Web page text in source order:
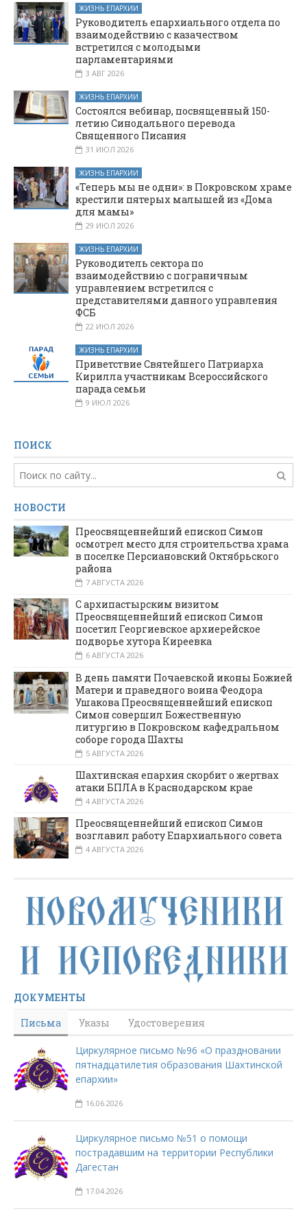
ЖИЗНЬ ЕПАРХИИ
Руководитель епархиального отдела по
взаимодействию с казачеством
встретился с молодыми
парламентариями
3 АВГ 2026
ЖИЗНЬ ЕПАРХИИ
Состоялся вебинар, посвященный 150-
летию Синодального перевода
Священного Писания
31 ИЮЛ 2026
ЖИЗНЬ ЕПАРХИИ
«Теперь мы не одни»: в Покровском храме
крестили пятерых малышей из «Дома
для мамы»
29 ИЮЛ 2026
ЖИЗНЬ ЕПАРХИИ
Руководитель сектора по
взаимодействию с пограничным
управлением встретился с
представителями данного управления
ФСБ
22 ИЮЛ 2026
ЖИЗНЬ ЕПАРХИИ
Приветствие Святейшего Патриарха
Кирилла участникам Всероссийского
парада семьи
9 ИЮЛ 2026
ПОИСК
НОВОСТИ
Преосвященнейший епископ Симон
осмотрел место для строительства храма
в поселке Персиановский Октябрьского
района
7 АВГУСТА 2026
С архипастырским визитом
Преосвященнейший епископ Симон
посетил Георгиевское архиерейское
подворье хутора Киреевка
6 АВГУСТА 2026
В день памяти Почаевской иконы Божией
Матери и праведного воина Феодора
Ушакова Преосвященнейший епископ
Симон совершил Божественную
литургию в Покровском кафедральном
соборе города Шахты
5 АВГУСТА 2026
Шахтинская епархия скорбит о жертвах
атаки БПЛА в Краснодарском крае
4 АВГУСТА 2026
Преосвященнейший епископ Симон
возглавил работу Епархиального совета
4 АВГУСТА 2026
ДОКУМЕНТЫ
Письма
Указы Удостоверения
Циркулярное письмо №96 «О праздновании
пятнадцатилетия образования Шахтинской
епархии»
16.06.2026
Циркулярное письмо №51 о помощи
пострадавшим на территории Республики
Дагестан
17.04.2026